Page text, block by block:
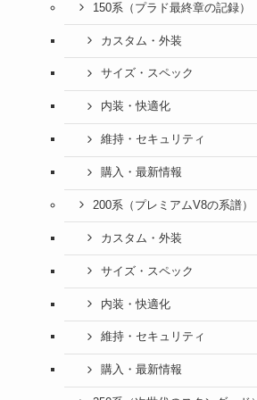
150系（プラド最終章の記録）
カスタム・外装
サイズ・スペック
内装・快適化
維持・セキュリティ
購入・最新情報
200系（プレミアムV8の系譜）
カスタム・外装
サイズ・スペック
内装・快適化
維持・セキュリティ
購入・最新情報